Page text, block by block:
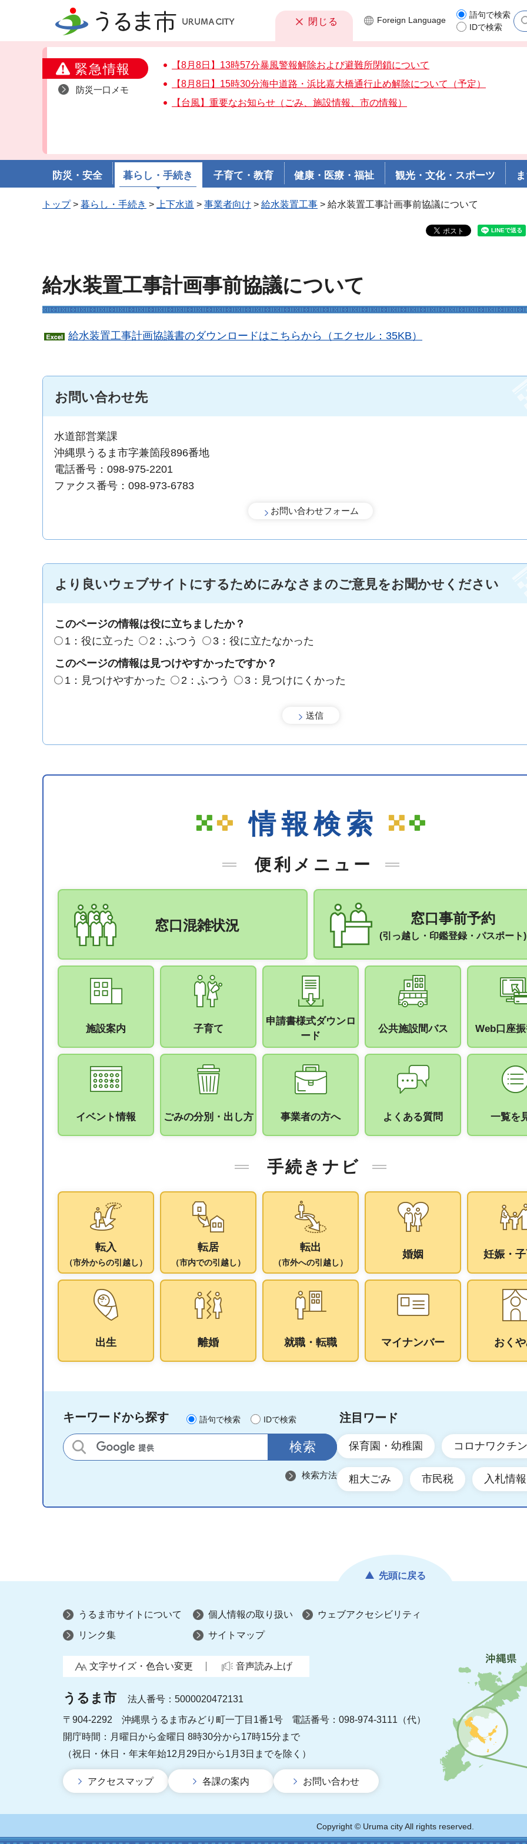
うるま市 閉じる
緊急情報
防災一口メモ
【8月8日】13時57分暴風警報解除および避難所閉鎖について
【8月8日】15時30分海中道路・浜比嘉大橋通行止め解除について（予定）
【台風】重要なお知らせ（ごみ、施設情報、市の情報）
Foreign Language
語句で検索
IDで検索
防災・安全 暮らし・手続き 子育て・教育 健康・医療・福祉 観光・文化・スポーツ
トップ> 暮らし・手続き > 上下水道 > 事業者向け > 給水装置工事 > 給水装置工事計画事前協議について
給水装置工事計画事前協議について
給水装置工事計画協議書のダウンロードはこちらから（エクセル：35KB）
お問い合わせ先
水道部営業課
沖縄県うるま市字兼箇段896番地
電話番号：098-975-2201
ファクス番号：098-973-6783
より良いウェブサイトにするためにみなさまのご意見をお聞かせください
このページの情報は役に立ちましたか？
1：役に立った
2：ふつう
3：役に立たなかった
このページの情報は見つけやすかったですか？
1：見つけやすかった
2：ふつう 3：見つけにくかった
情報検索
便利メニュー
窓口混雑状況 窓口事前予約
(引っ越し・印鑑登録・パスポート)
施設案内 子育て
申請書様式ダウンロ
ード
公共施設間バス Web口座
イベント情報 ごみの分別・出し方 事業者の方へ よくある質問 一覧を
手続きナビ
転入
（市外からの引越し）
転居
（市内での引越し）
転出
（市外への引越し）
婚姻 妊娠・
出生 離婚 就職・転職 マイナンバー おく
キーワードから探す 語句で検索 IDで検索
サイト内検索
検索方法
注目ワード
保育園・幼稚園 コロナワクチン
粗大ごみ 市民税 入札情報
先頭に戻る
うるま市サイトについて 個人情報の取り扱い ウェブアクセシビリティ
リンク集 サイトマップ
文字サイズ・色合い変更 音声読み上げ
うるま市 法人番号：5000020472131
〒904-2292 沖縄県うるま市みどり町一丁目1番1号
電話番号：098-974-3111（代）
開庁時間：月曜日から金曜日 8時30分から17時15分まで
（祝日・休日・年末年始12月29日から1月3日までを除く）
アクセスマップ 各課の案内 お問い合わせ
Copyright © Uruma city All rights reserved.